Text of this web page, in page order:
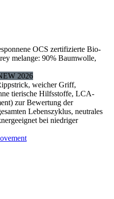
OCS zertifizierte Bio-
melange: 90% Baumwolle,
2026
weicher Griff,
tierische Hilfsstoffe, LCA-
zur Bewertung der
Lebenszyklus, neutrales
bei niedriger